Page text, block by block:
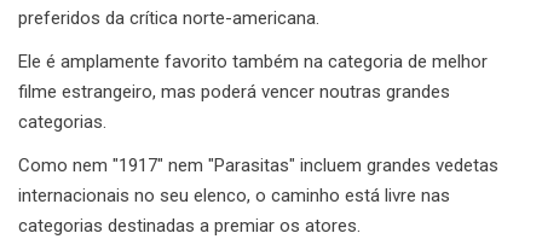
preferidos da crítica norte-americana.
Ele é amplamente favorito também na categoria de melhor
filme estrangeiro, mas poderá vencer noutras grandes
categorias.
Como nem "1917" nem "Parasitas" incluem grandes vedetas
internacionais no seu elenco, o caminho está livre nas
categorias destinadas a premiar os atores.